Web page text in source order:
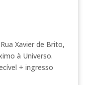
Xavier de Brito,
à Universo.
+ ingresso